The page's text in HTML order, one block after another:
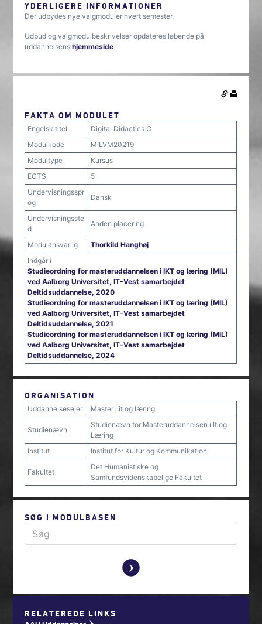
YDERLIGERE INFORMATIONER
Der udbydes nye valgmoduler hvert semester.
Udbud og valgmodulbeskrivelser opdateres løbende på
uddannelsenshjemmeside
FAKTA OM MODULET
Engelsk titel
Digital Didactics C
Modulkode
MILVM20219
Modultype
Kursus
ECTS
5
Undervisningsspr
og
Dansk
Undervisningsste
d
Anden placering
Modulansvarlig
Thorkild Hanghøj
Indgår i
Studieordning for masteruddannelsen i IKT og læring (MIL)
ved Aalborg Universitet, IT-Vest samarbejdet
Deltidsuddannelse, 2020
Studieordning for masteruddannelsen i IKT og læring (MIL)
ved Aalborg Universitet, IT-Vest samarbejdet
Deltidsuddannelse, 2021
Studieordning for masteruddannelsen i IKT og læring (MIL)
ved Aalborg Universitet, IT-Vest samarbejdet
Deltidsuddannelse, 2024
ORGANISATION
Uddannelsesejer Master i it og læring
Studienævn
Studienævn for Masteruddannelsen i It og
Læring
Institut
Institut for Kultur og Kommunikation
Fakultet
Det Humanistiske og
Samfundsvidenskabelige Fakultet
SØG I MODULBASEN
y
RELATEREDE LINKS